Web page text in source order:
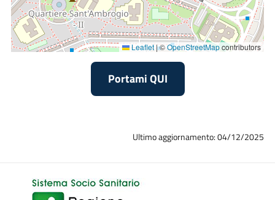
Leaflet |©OpenStreetMapcontributors
Portami QUI
Ultimo aggiornamento: 04/12/2025